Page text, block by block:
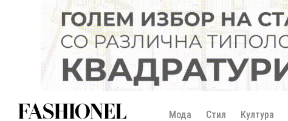
Мода Стил Култура